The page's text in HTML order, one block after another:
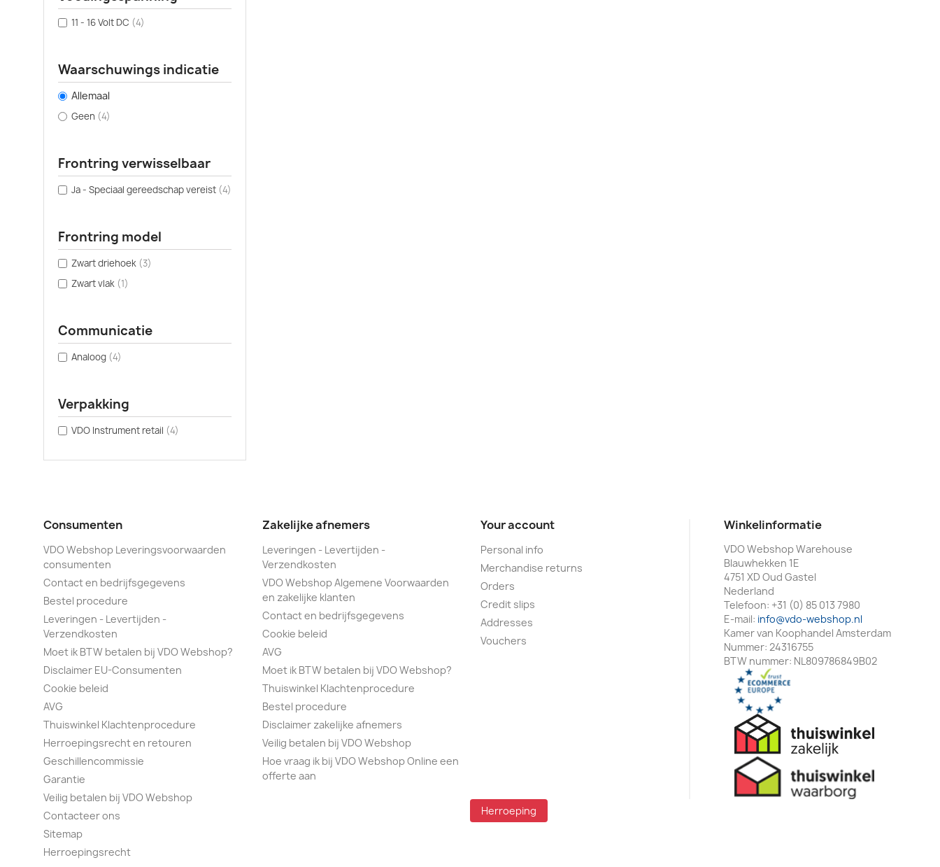
11 - 16 Volt DC (4)
Waarschuwings indicatie
Allemaal
Geen (4)
Frontring verwisselbaar
Ja - Speciaal gereedschap vereist (4)
Frontring model
Zwart driehoek (3)
Zwart vlak (1)
Communicatie
Analoog (4)
Verpakking
VDO Instrument retail (4)
Consumenten
VDO Webshop Leveringsvoorwaarden
consumenten
Contact en bedrijfsgegevens
Bestel procedure
Leveringen - Levertijden -
Verzendkosten
Moet ik BTW betalen bij VDO Webshop?
Disclaimer EU-Consumenten
Cookie beleid
AVG
Thuiswinkel Klachtenprocedure
Herroepingsrecht en retouren
Geschillencommissie
Garantie
Veilig betalen bij VDO Webshop
Contacteer ons
Sitemap
Herroepingsrecht
Zakelijke afnemers
Leveringen - Levertijden -
Verzendkosten
VDO Webshop Algemene Voorwaarden
en zakelijke klanten
Contact en bedrijfsgegevens
Cookie beleid
AVG
Moet ik BTW betalen bij VDO Webshop?
Thuiswinkel Klachtenprocedure
Bestel procedure
Disclaimer zakelijke afnemers
Veilig betalen bij VDO Webshop
Hoe vraag ik bij VDO Webshop Online een
offerte aan
Your account
Personal info
Merchandise returns
Orders
Credit slips
Addresses
Vouchers
Winkelinformatie
VDO Webshop Warehouse
Blauwhekken 1E
4751 XD Oud Gastel
Nederland
Telefoon: +31 (0) 85 013 7980
E-mail: info@vdo-webshop.nl
Kamer van Koophandel Amsterdam
Nummer: 24316755
BTW nummer: NL809786849B02
Herroeping